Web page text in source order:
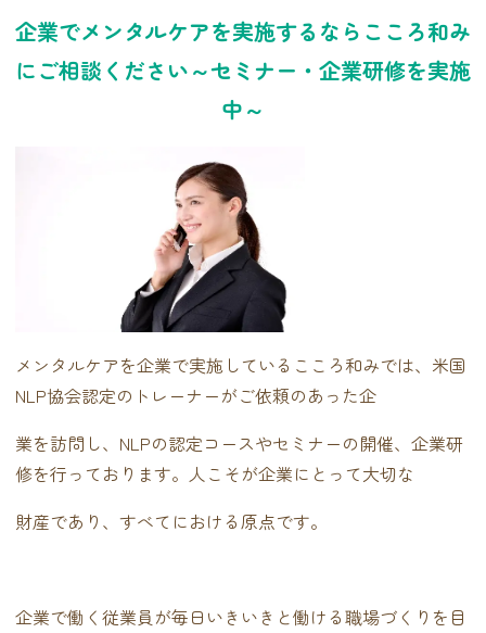
企業でメンタルケアを実施するならこころ和み
にご相談ください～セミナー・企業研修を実施
中～
メンタルケアを企業で実施しているこころ和みでは、米国
NLP協会認定のトレーナーがご依頼のあった企
業を訪問し、NLPの認定コースやセミナーの開催、企業研
修を行っております。人こそが企業にとって大切な
財産であり、すべてにおける原点です。
企業で働く従業員が毎日いきいきと働ける職場づくりを目